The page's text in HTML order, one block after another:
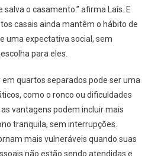
o casamento.” afirma Laís. E
casais ainda mantêm o hábito de
uma expectativa social, sem
para eles.
quartos separados pode ser uma
como o ronco ou dificuldades
vantagens podem incluir mais
tranquila, sem interrupções.
mais vulneráveis quando suas
não estão sendo atendidas e